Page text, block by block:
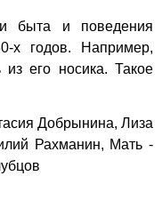
быта и поведения
х годов. Например,
из его носика. Такое
Добрынина, Лиза
Рахманин, Мать -